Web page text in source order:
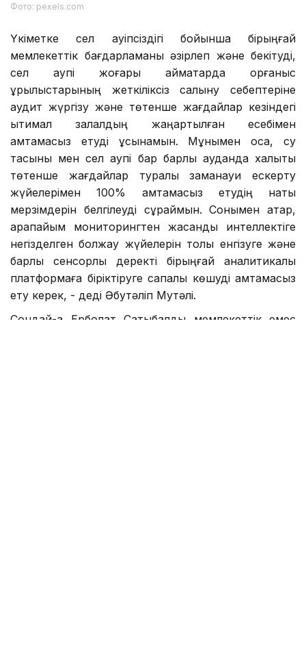
Фото: pexels.com
Үкіметке сел қауіпсіздігі бойынша бірыңғай
мемлекеттік бағдарламаны әзірлеп және бекітуді,
сел қаупі жоғары аймақтарда қорғаныс
құрылыстарының жеткіліксіз салыну себептеріне
аудит жүргізу және төтенше жағдайлар кезіндегі
ықтимал залалдың жаңартылған есебімен
қамтамасыз етуді ұсынамын. Мұнымен қоса, су
тасқыны мен сел қаупі бар барлық ауданда халықты
төтенше жағдайлар туралы заманауи ескерту
жүйелерімен 100% қамтамасыз етудің нақты
мерзімдерін белгілеуді сұраймын. Сонымен қатар,
қарапайым мониторингтен жасанды интеллектіге
негізделген болжау жүйелерін толық енгізуге және
барлық сенсорлық деректі бірыңғай аналитикалық
платформаға біріктіруге сапалы көшуді қамтамасыз
ету керек, - деді Әбутәліп Мутәлі.
Сондай-ақ Ерболат Сатыбалды мемлекеттік емес